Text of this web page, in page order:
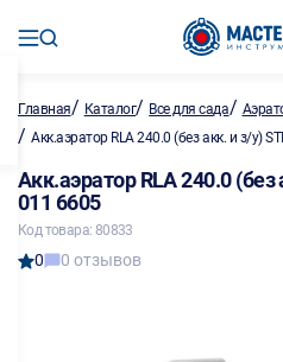
Главная/ Каталог/ Все для сада/
/ Акк.аэратор RLA 240.0 (без акк. и з/у)
Акк.аэратор RLA 240.0 (без
011 6605
Код товара: 80833
0 0 отзывов